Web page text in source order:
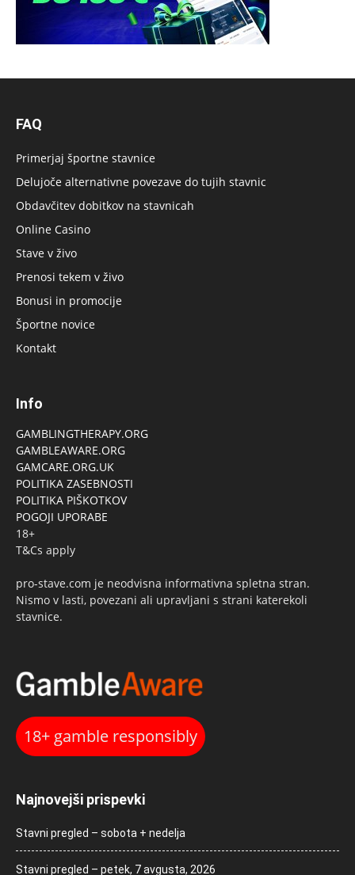
FAQ
Primerjaj športne stavnice
Delujoče alternativne povezave do tujih stavnic
Obdavčitev dobitkov na stavnicah
Online Casino
Stave v živo
Prenosi tekem v živo
Bonusi in promocije
Športne novice
Kontakt
Info
GAMBLINGTHERAPY.ORG
GAMBLEAWARE.ORG
GAMCARE.ORG.UK
POLITIKA ZASEBNOSTI
POLITIKA PIŠKOTKOV
POGOJI UPORABE
18+
T&Cs apply
pro-stave.com je neodvisna informativna spletna stran.
Nismo v lasti, povezani ali upravljani s strani katerekoli
stavnice.
18+ gamble responsibly
Najnovejši prispevki
Stavni pregled – sobota + nedelja
Stavni pregled – petek, 7 avgusta, 2026